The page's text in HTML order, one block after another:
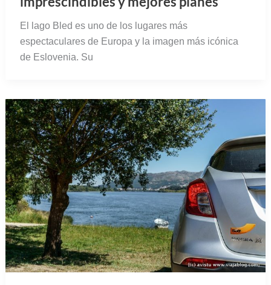
El lago Bled es uno de los lugares más
espectaculares de Europa y la imagen más icónica
de Eslovenia. Su